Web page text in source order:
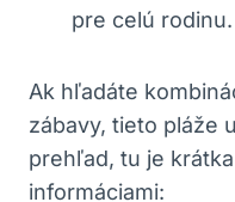
pre celú rodinu.
Ak hľadáte
zábavy, tieto pláže
prehľad, tu je
informáciami: